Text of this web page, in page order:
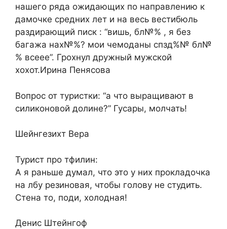
нашего ряда ожидающих по направлению к
дамочке средних лет и на весь вестибюль
раздирающий писк : “вишь, бл№% , я без
багажа нах№%? мои чемоданы спзд%№ бл№
% всеее”. Грохнул дружный мужской
хохот.Ирина Пенясова
Вопрос от туристки: “а что выращивают в
силиконовой долине?” Гусары, молчать!
Шейнгезихт Вера
Турист про тфилин:
А я раньше думал, что это у них прокладочка
на лбу резиновая, чтобы голову не студить.
Стена то, поди, холодная!
Денис Штейнгоф